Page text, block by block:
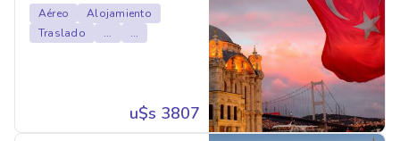
Aéreo
Alojamiento
Traslado
... ...
u$s 3807